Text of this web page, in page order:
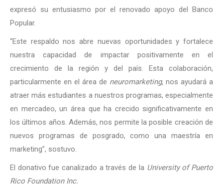
expresó su entusiasmo por el renovado apoyo del Banco
Popular.
“Este respaldo nos abre nuevas oportunidades y fortalece
nuestra capacidad de impactar positivamente en el
crecimiento de la región y del país. Esta colaboración,
particularmente en el área de neuromarketing, nos ayudará a
atraer más estudiantes a nuestros programas, especialmente
en mercadeo, un área que ha crecido significativamente en
los últimos años. Además, nos permite la posible creación de
nuevos programas de posgrado, como una maestría en
marketing”, sostuvo.
El donativo fue canalizado a través de la University of Puerto
Rico Foundation Inc.